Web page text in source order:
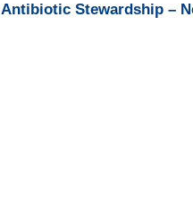
Antibiotic Stewardship –